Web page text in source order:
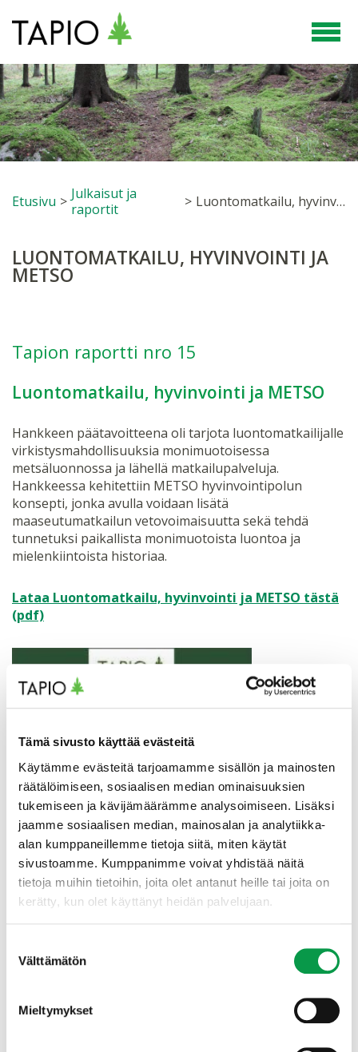
Tämä sivusto käyttää evästeitä
Käytämme evästeitä tarjoamamme sisällön ja mainosten
räätälöimiseen, sosiaalisen median ominaisuuksien
tukemiseen ja kävijämäärämme analysoimiseen. Lisäksi
jaamme sosiaalisen median, mainosalan ja analytiikka-
alan kumppaneillemme tietoja siitä, miten käytät
sivustoamme. Kumppanimme voivat yhdistää näitä
tietoja muihin tietoihin, joita olet antanut heille tai joita on
kerätty, kun olet käyttänyt heidän palvelujaan.
valinta
Välttämätön
Mieltymykset
Etusivu > Julkaisut ja
raportit
> Luontomatkailu, hyvinvointi ja METSO
LUONTOMATKAILU, HYVINVOINTI JA
METSO
Tapion raportti nro 15
Luontomatkailu, hyvinvointi ja METSO
Hankkeen päätavoitteena oli tarjota luontomatkailijalle
virkistysmahdollisuuksia monimuotoisessa
metsäluonnossa ja lähellä matkailupalveluja.
Hankkeessa kehitettiin METSO hyvinvointipolun
konsepti, jonka avulla voidaan lisätä
maaseutumatkailun vetovoimaisuutta sekä tehdä
tunnetuksi paikallista monimuotoista luontoa ja
mielenkiintoista historiaa.
Lataa Luontomatkailu, hyvinvointi ja METSO tästä
(pdf)